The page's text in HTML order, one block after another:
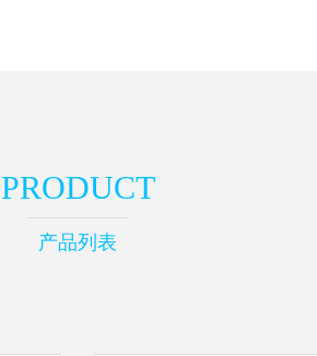
PRODUCT
产品列表